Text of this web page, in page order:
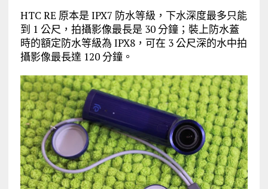
HTC RE 原本是 IPX7 防水等級，下水深度最多只能
到 1 公尺，拍攝影像最長是 30 分鐘；裝上防水蓋
時的額定防水等級為 IPX8，可在 3 公尺深的水中拍
攝影像最長達 120 分鐘。